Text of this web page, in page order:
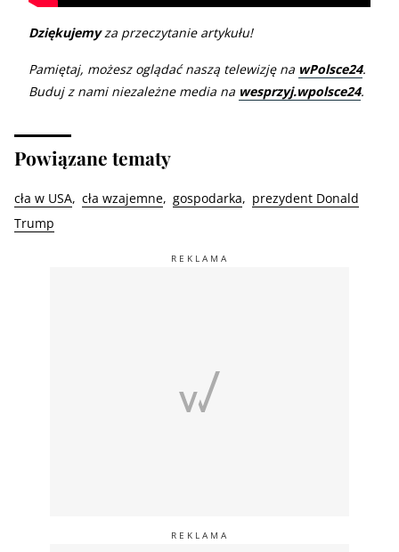
Dziękujemyza przeczytanie artykułu!
Pamiętaj, możesz oglądać naszą telewizję na wPolsce24.
Buduj z nami niezależne media na wesprzyj.wpolsce24.
Powiązane tematy
cła w USA cła wzajemne gospodarka
prezydent Donald
Trump